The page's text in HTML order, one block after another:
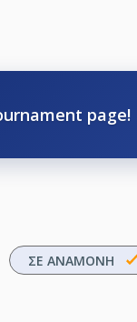
page!
ΣΕ ΑΝΑΜΟΝΉ